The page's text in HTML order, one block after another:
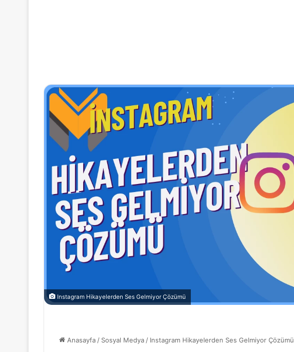
Instagram Hikayelerden Ses Gelmiyor Çözümü
Anasayfa / Sosyal Medya / Instagram Hikayelerden Ses Gelmiyor Çözümü